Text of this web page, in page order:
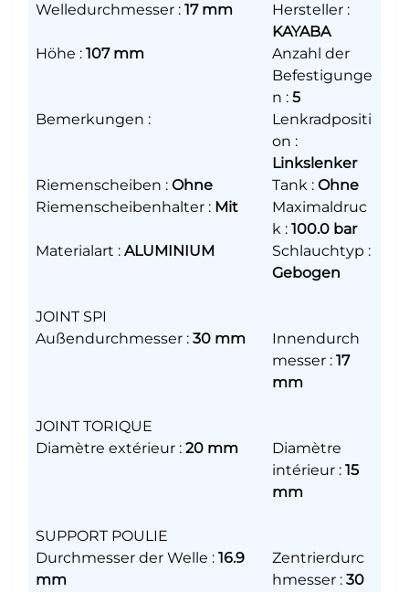
Welledurchmesser : 17 mm Hersteller :
KAYABA
Höhe : 107 mm
Anzahl der
Befestigunge
n : 5
Bemerkungen :
Lenkradpositi
on :
Linkslenker
Riemenscheiben : Ohne Tank : Ohne
Riemenscheibenhalter : Mit
Maximaldruc
k : 100.0 bar
Materialart : ALUMINIUM Schlauchtyp :
Gebogen
JOINT SPI
Außendurchmesser : 30 mm
Innendurch
messer : 17
mm
JOINT TORIQUE
Diamètre extérieur : 20 mm
Diamètre
intérieur : 15
mm
SUPPORT POULIE
Durchmesser der Welle : 16.9
mm
Zentrierdurc
hmesser : 30